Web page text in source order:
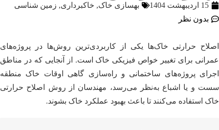
15 اردیبهشت 1404 بهسازی خاک, خاکبرداری, زمین شناسی
بدون نظر
اصلاح حرارتی خاک‌ها یکی از کاربردی‌ترین روش‌ها در پروژه‌های
عمرانی برای تغییر خواص فیزیکی خاک است. از آنجایی که در مناطق
اجرای پروژه‌های ساختمانی و راه‌سازی گاهی اوقات خاک منطقه
سست و یا اشباع به‌نظر می‌رسد، مهندسان از روش اصلاح حرارتی
خاک استفاده می‌کنند تا باعث بهبود عملکرد خاک بشوند.